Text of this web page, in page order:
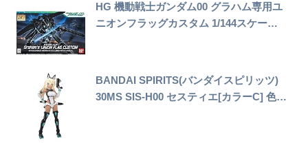
HG 機動戦士ガンダム00 グラハム専用ユ
ニオンフラッグカスタム 1/144スケー…
BANDAI SPIRITS(バンダイスピリッツ)
30MS SIS-H00 セスティエ[カラーC] 色…